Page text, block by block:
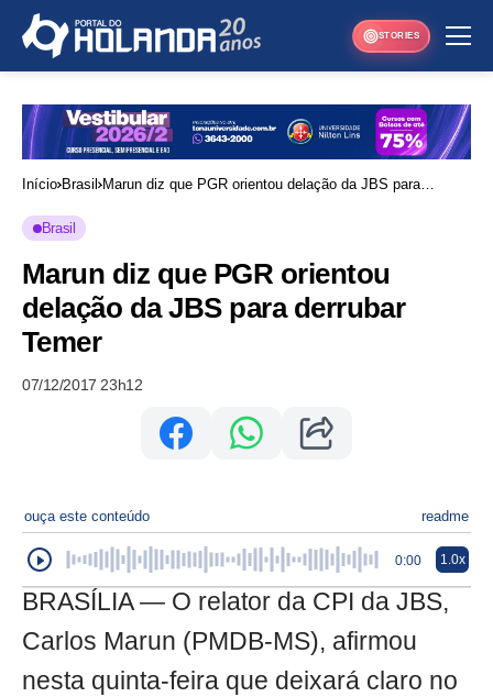
STORIES
Início Brasil
Marun diz que PGR orientou delação da JBS para
Brasil
Marun diz que PGR orientou
delação da JBS para derrubar
Temer
07/12/2017 23h12
ouça este conteúdo readme
0:00 1.0x
BRASÍLIA — O relator da CPI da JBS,
Carlos Marun (PMDB-MS), afirmou
nesta quinta-feira que deixará claro no